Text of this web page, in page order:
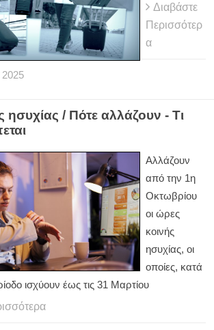
Διαβάστε
Περισσότερ
α
2025
ησυχίας / Πότε αλλάζουν - Τι
Αλλάζουν
από την 1η
Οκτωβρίου
οι ώρες
κοινής
ησυχίας, οι
οποίες, κατά
ισχύουν έως τις 31 Μαρτίου